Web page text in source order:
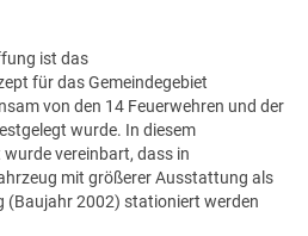
ist das
für das Gemeindegebiet
von den 14 Feuerwehren und der
wurde. In diesem
vereinbart, dass in
mit größerer Ausstattung als
(Baujahr 2002) stationiert werden